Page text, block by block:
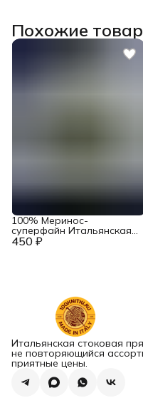
Похожие
450 ₽
100% Меринос-
суперфайн Итальянская
пряжа в бобинах
Итальянская стоковая
не повторяющийся
приятные цены.